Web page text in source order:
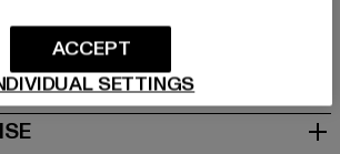
& PASSFORM
SETTINGS
ACCEPT